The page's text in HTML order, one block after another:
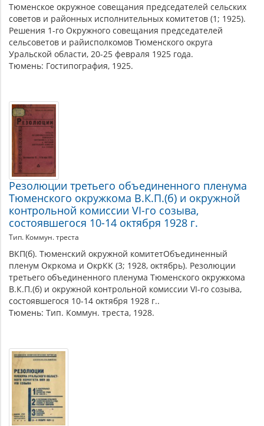
Тюменское окружное совещания председателей сельских
советов и районных исполнительных комитетов (1; 1925).
Решения 1-го Окружного совещания председателей
сельсоветов и райисполкомов Тюменского округа
Уральской области, 20-25 февраля 1925 года.
Тюмень: Гостипография, 1925.
Резолюции третьего объединенного пленума
Тюменского окружкома В.К.П.(б) и окружной
контрольной комиссии VI-го cозыва,
состоявшегося 10-14 октября 1928 г.
Тип. Коммун. треста
ВКП(б). Тюменский окружной комитетОбъединенный
пленум Окркома и ОкрКК (3; 1928, октябрь). Резолюции
третьего объединенного пленума Тюменского окружкома
В.К.П.(б) и окружной контрольной комиссии VI-го cозыва,
состоявшегося 10-14 октября 1928 г..
Тюмень: Тип. Коммун. треста, 1928.